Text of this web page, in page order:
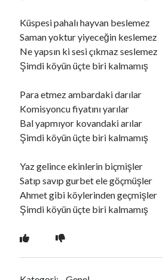
Küspesi pahalı hayvan beslemez
Saman yoktur yiyeceğin keslemez
Ne yapsın ki sesi çıkmaz seslemez
Şimdi köyün üçte biri kalmamış
Para etmez ambardaki darılar
Komisyoncu fiyatını yarılar
Bal yapmıyor kovandaki arılar
Şimdi köyün üçte biri kalmamış
Yaz gelince ekinlerin biçmişler
Satıp savıp gurbet ele göçmüşler
Ahmet gibi köylerinden geçmişler
Şimdi köyün üçte biri kalmamış